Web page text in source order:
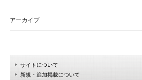
アーカイブ
サイトについて
新規・追加掲載について